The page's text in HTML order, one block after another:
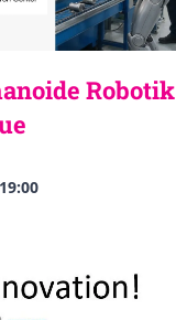
Robotik
19:00